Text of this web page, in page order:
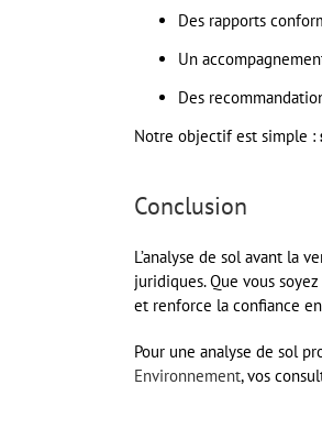
Des rapports
Un
Des
Notre objectif est simple :
Conclusion
L’analyse de sol avant la
juridiques. Que vous
et renforce la confiance
Pour une analyse de sol
Environnement, vos